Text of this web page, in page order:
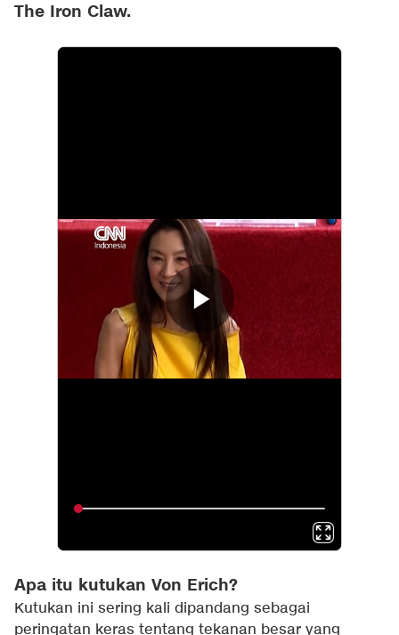
The Iron Claw.
Apa itu kutukan Von Erich?
Kutukan ini sering kali dipandang sebagai
peringatan keras tentang tekanan besar yang